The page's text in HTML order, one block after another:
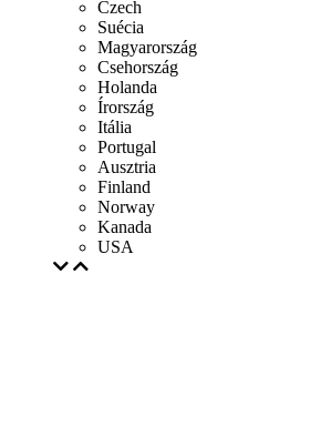
Czech
Suécia
Magyarország
Csehország
Holanda
Írország
Itália
Portugal
Ausztria
Finland
Norway
Kanada
USA